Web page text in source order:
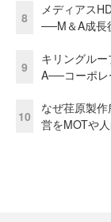
8
メディアス
──M＆A成長
9
キリングル
A──コーポレ
10
なぜ荏原製
営をMOTや